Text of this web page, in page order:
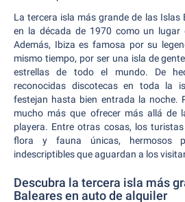
La tercera isla más grande de las Islas
en la década de 1970 como un lugar
Además, Ibiza es famosa por su
mismo tiempo, por ser una isla de
estrellas de todo el mundo. De
reconocidas discotecas en toda la
festejan hasta bien entrada la noche.
mucho más que ofrecer más allá de
playera. Entre otras cosas, los
flora y fauna únicas, hermosos
indescriptibles que aguardan a los
Descubra la tercera isla más
Baleares en auto de alquiler